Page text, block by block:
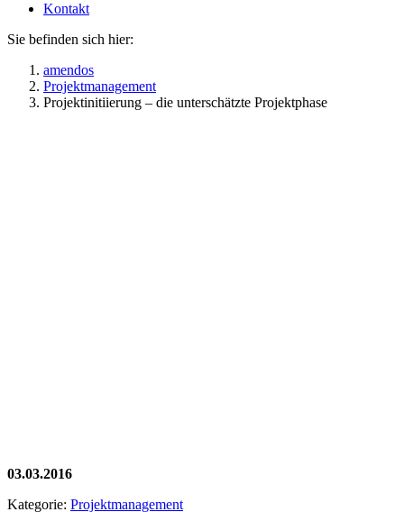
Kontakt
Sie befinden sich hier:
amendos
Projektmanagement
Projektinitiierung – die unterschätzte Projektphase
03.03.2016
Kategorie: Projektmanagement